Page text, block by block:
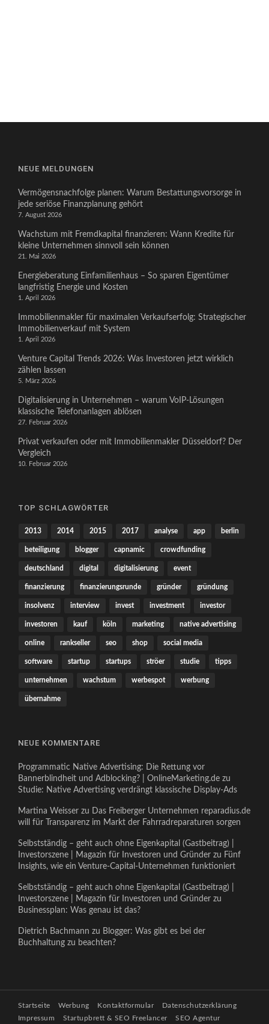
NEUE MELDUNGEN
Vermögensnachfolge planen: Warum Bestattungsvorsorge in
jede seriöse Finanzplanung gehört
7. August 2026
Wachstum mit Fremdkapital finanzieren: Wann Kredite für
kleine Unternehmen sinnvoll sein können
21. Mai 2026
Energieberatung Einfamilienhaus – So sparen Eigentümer
langfristig Energie und Kosten
1. April 2026
Immobilienmakler für maximalen Verkaufserfolg: Strategischer
Immobilienverkauf mit System
1. April 2026
Venture Capital Trends 2026: Was Investoren jetzt wirklich
zählen lassen
5. März 2026
Digitalisierung in Unternehmen – warum VoIP-Lösungen
klassische Telefonanlagen ablösen
27. Februar 2026
Privat verkaufen oder mit Immobilienmakler Düsseldorf? Der
Vergleich
10. Februar 2026
TOP SCHLAGWÖRTER
2013 2014 2015 2017 analyse app berlin
beteiligung blogger capnamic crowdfunding
deutschland digital digitalisierung event
finanzierung finanzierungsrunde gründer gründung
insolvenz interview invest investment investor
investoren kauf köln marketing native advertising
online rankseller seo shop social media
software startup startups ströer studie tipps
unternehmen wachstum werbespot werbung
übernahme
NEUE KOMMENTARE
Programmatic Native Advertising: Die Rettung vor
Bannerblindheit und Adblocking? | OnlineMarketing.de zu
Studie: Native Advertising verdrängt klassische Display-Ads
Martina Weisser zu Das Freiberger Unternehmen reparadius.de
will für Transparenz im Markt der Fahrradreparaturen sorgen
Selbstständig – geht auch ohne Eigenkapital (Gastbeitrag) |
Investorszene | Magazin für Investoren und Gründer zu Fünf
Insights, wie ein Venture-Capital-Unternehmen funktioniert
Selbstständig – geht auch ohne Eigenkapital (Gastbeitrag) |
Investorszene | Magazin für Investoren und Gründer zu
Businessplan: Was genau ist das?
Dietrich Bachmann zu Blogger: Was gibt es bei der
Buchhaltung zu beachten?
Startseite Werbung Kontaktformular
Datenschutzerklärung
Impressum
Startupbrett & SEO Freelancer SEO Agentur